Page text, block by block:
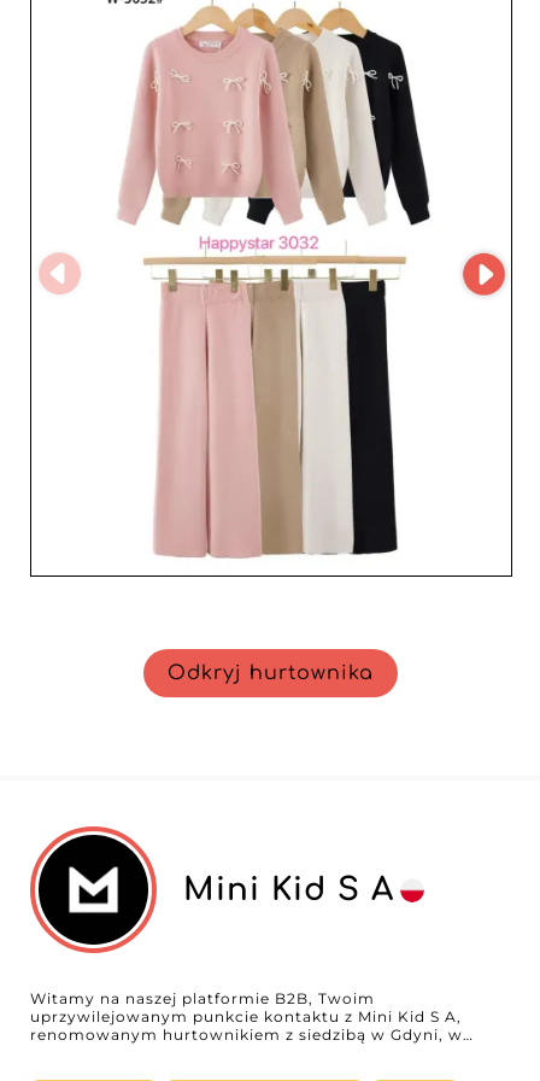
Ceniona za rzetelność i profesjonalizm, firma przykłada
ogromną wagę do każdego etapu — od projektu po
dostawę — aby zagwarantować płynną, bezproblemową
współpracę. Jej responsywna, uważna obsługa klienta
dodatkowo wzmacnia relacje z partnerami biznesowymi.
Wybierając Mysia Miller Karina, stawiasz na zaufanego
partnera i spokojne doświadczenie zakupowe, a kolekcje
doskonale wpisują się w oczekiwania zarówno rodziców,
jak i dzieci. Niezależnie od tego, czy chcesz poszerzyć
ofertę o eleganckie płaszcze, urokliwe sukienki czy
wytrzymały denim, ten hurtownik to idealny sojusznik w
rozwoju Twojej działalności. Mysia Miller Karina to nie
tylko dostawca odzieży, ale strategiczny partner, który
wspiera rozwój Twojego sklepu i pomaga wyróżnić się na
rynku mody dziecięcej.
Odkryj hurtownika
Mini Kid S A
Witamy na naszej platformie B2B, Twoim
uprzywilejowanym punkcie kontaktu z Mini Kid S A,
renomowanym hurtownikiem z siedzibą w Gdyni, w